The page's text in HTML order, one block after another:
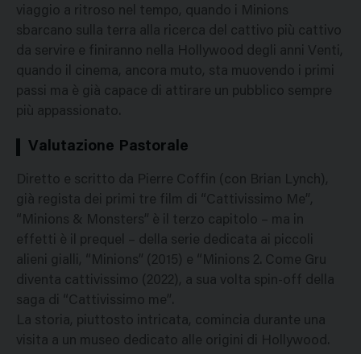
viaggio a ritroso nel tempo, quando i Minions
sbarcano sulla terra alla ricerca del cattivo più cattivo
da servire e finiranno nella Hollywood degli anni Venti,
quando il cinema, ancora muto, sta muovendo i primi
passi ma è già capace di attirare un pubblico sempre
più appassionato.
Valutazione Pastorale
Diretto e scritto da Pierre Coffin (con Brian Lynch),
già regista dei primi tre film di “Cattivissimo Me”,
“Minions & Monsters” è il terzo capitolo – ma in
effetti è il prequel – della serie dedicata ai piccoli
alieni gialli, “Minions” (2015) e “Minions 2. Come Gru
diventa cattivissimo (2022), a sua volta spin-off della
saga di “Cattivissimo me”.
La storia, piuttosto intricata, comincia durante una
visita a un museo dedicato alle origini di Hollywood.